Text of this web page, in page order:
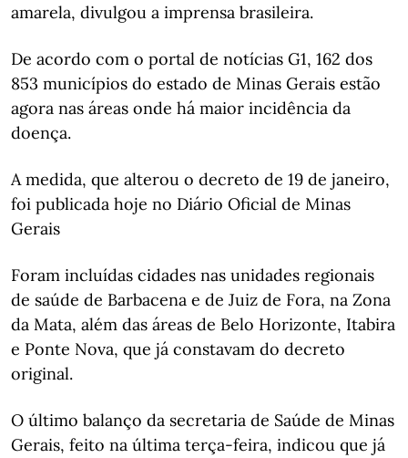
amarela, divulgou a imprensa brasileira.
De acordo com o portal de notícias G1, 162 dos
853 municípios do estado de Minas Gerais estão
agora nas áreas onde há maior incidência da
doença.
A medida, que alterou o decreto de 19 de janeiro,
foi publicada hoje no Diário Oficial de Minas
Gerais
Foram incluídas cidades nas unidades regionais
de saúde de Barbacena e de Juiz de Fora, na Zona
da Mata, além das áreas de Belo Horizonte, Itabira
e Ponte Nova, que já constavam do decreto
original.
O último balanço da secretaria de Saúde de Minas
Gerais, feito na última terça-feira, indicou que já